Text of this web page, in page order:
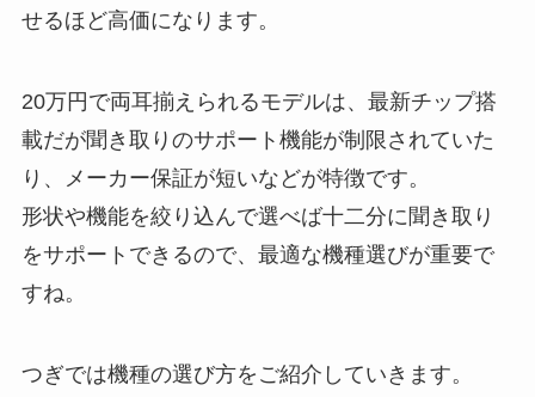
せるほど高価になります。
20万円で両耳揃えられるモデルは、最新チップ搭
載だが聞き取りのサポート機能が制限されていた
り、メーカー保証が短いなどが特徴です。
形状や機能を絞り込んで選べば十二分に聞き取り
をサポートできるので、最適な機種選びが重要で
すね。
つぎでは機種の選び方をご紹介していきます。